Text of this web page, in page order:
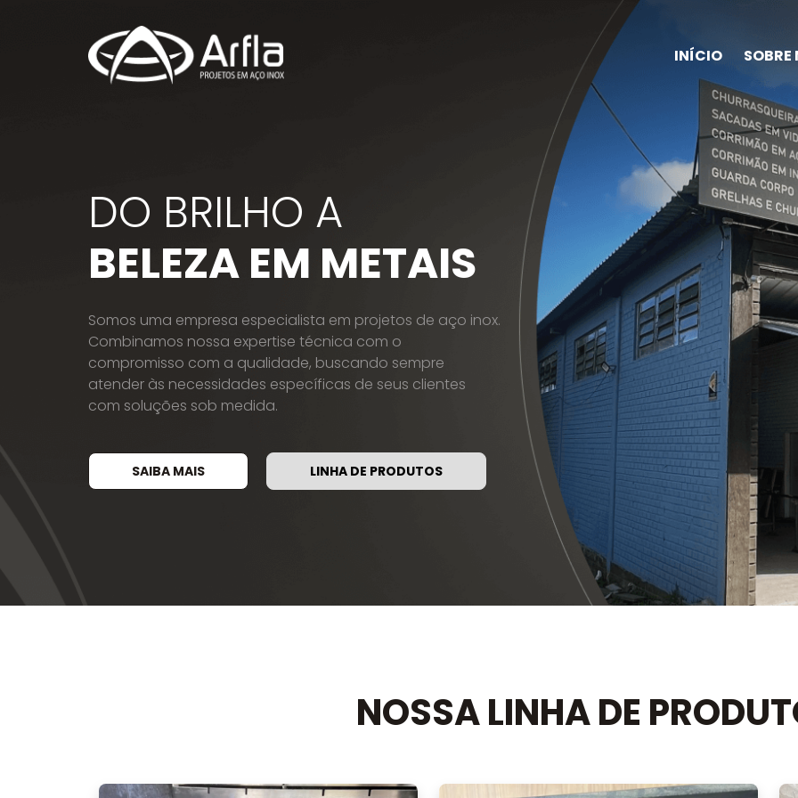
INÍCIO SOBRE
DO BRILHO A
BELEZA EM METAIS
Somos uma empresa especialista em projetos de aço inox.
Combinamos nossa expertise técnica com o
compromisso com a qualidade, buscando sempre
atender às necessidades específicas de seus clientes
com soluções sob medida.
SAIBA MAIS LINHA DE PRODUTOS
NOSSA LINHA DE